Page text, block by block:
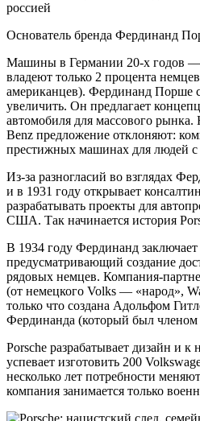
Основатель бренда Фердинанд
Машины в Германии 20-х годов
владеют только 2 процента
американцев). Фердинанд Порше
увеличить. Он предлагает
автомобиля для массового рынка.
Benz предложение отклоняют:
престижных машинах для людей
Из-за разногласий во взглядах
и в 1931 году открывает
разрабатывать проекты для
США. Так начинается история
В 1934 году Фердинанд заключает
предусматривающий создание
рядовых немцев. Компания-
(от немецкого Volks — «народ»,
только что создана Адольфом
Фердинанда (который был
Porsche разрабатывает дизайн и
успевает изготовить 200
несколько лет потребности
компания занимается только